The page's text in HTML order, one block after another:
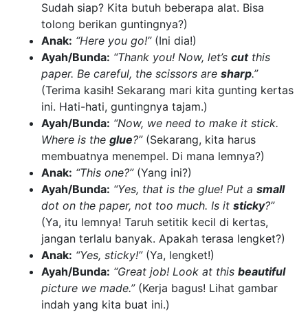
Sudah siap? Kita butuh beberapa alat. Bisa
tolong berikan guntingnya?)
Anak: “Here you go!”(Ini dia!)
Ayah/Bunda: “Thank you! Now, let’s cutthis
paper. Be careful, the scissors are sharp.”
(Terima kasih! Sekarang mari kita gunting kertas
ini. Hati-hati, guntingnya tajam.)
Ayah/Bunda: “Now, we need to make it stick.
Where is the glue?”(Sekarang, kita harus
membuatnya menempel. Di mana lemnya?)
Anak: “This one?”(Yang ini?)
Ayah/Bunda: “Yes, that is the glue! Put a small
dot on the paper, not too much. Is it sticky?”
(Ya, itu lemnya! Taruh setitik kecil di kertas,
jangan terlalu banyak. Apakah terasa lengket?)
Anak: “Yes, sticky!”(Ya, lengket!)
Ayah/Bunda: “Great job! Look at this beautiful
picture we made.”(Kerja bagus! Lihat gambar
indah yang kita buat ini.)